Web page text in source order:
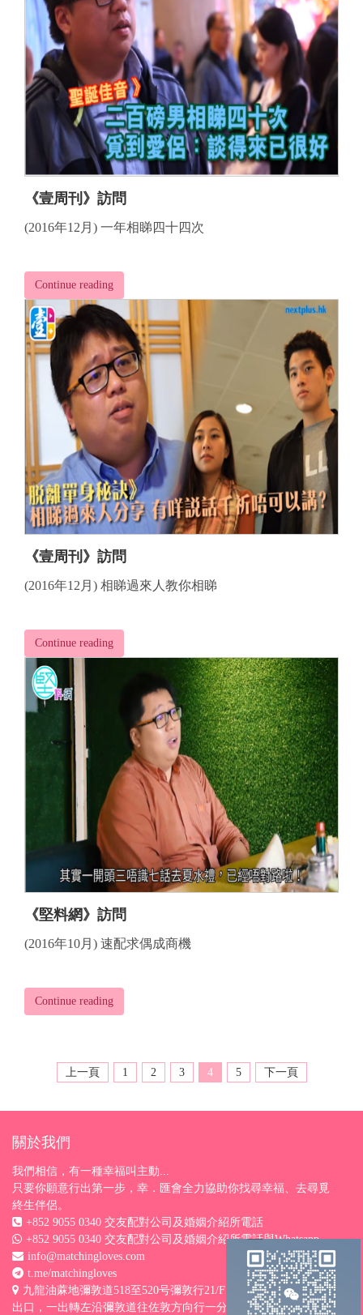
《壹周刊》訪問
(2016年12月) 一年相睇四十四次
Continue reading
《壹周刊》訪問
(2016年12月) 相睇過來人教你相睇
Continue reading
《堅料網》訪問
(2016年10月) 速配求偶成商機
Continue reading
上一頁 1 2 3 4 5 下一頁
關於我們
我們相信，有一種幸福叫主動...
只要你願意行出第一步，幸．匯會全力協助你找尋幸福、去尋覓
終生伴侶。
+852 9055 0340 交友配對公司及婚姻介紹所電話
+852 9055 0340 交友配對公司及婚姻介紹所電話與Whatsapp
info@matchingloves.com
t.me/matchingloves
九龍油蔴地彌敦道518至520号彌敦行21/F H室 （港鐵油麻地站D
出口，一出轉左沿彌敦道往佐敦方向行一分鐘）